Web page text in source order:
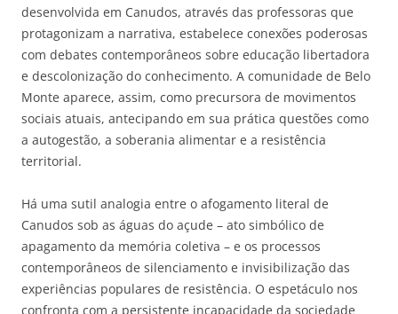
desenvolvida em Canudos, através das professoras que
protagonizam a narrativa, estabelece conexões poderosas
com debates contemporâneos sobre educação libertadora
e descolonização do conhecimento. A comunidade de Belo
Monte aparece, assim, como precursora de movimentos
sociais atuais, antecipando em sua prática questões como
a autogestão, a soberania alimentar e a resistência
territorial.
Há uma sutil analogia entre o afogamento literal de
Canudos sob as águas do açude – ato simbólico de
apagamento da memória coletiva – e os processos
contemporâneos de silenciamento e invisibilização das
experiências populares de resistência. O espetáculo nos
confronta com a persistente incapacidade da sociedade